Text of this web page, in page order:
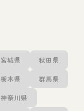
宮城県 秋田県
栃木県 群馬県
神奈川県